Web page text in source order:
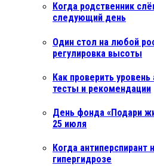
Когда родственник
следующий день
Один стол на любой
регулировка высоты
Как проверить
тесты и рекомендации
День фонда «Подари
25 июля
Когда антиперспирант
гипергидрозе